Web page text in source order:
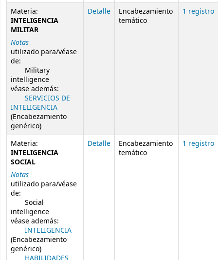
Materia:
INTELIGENCIA
MILITAR
Notas
utilizado para/véase
de:
Military
intelligence
véase además:
SERVICIOS DE
INTELIGENCIA
(Encabezamiento
genérico)
Detalle
Encabezamiento
temático
1 registro
Materia:
INTELIGENCIA
SOCIAL
Notas
utilizado para/véase
de:
Social
intelligence
véase además:
INTELIGENCIA
(Encabezamiento
genérico)
Detalle
Encabezamiento
temático
1 registro